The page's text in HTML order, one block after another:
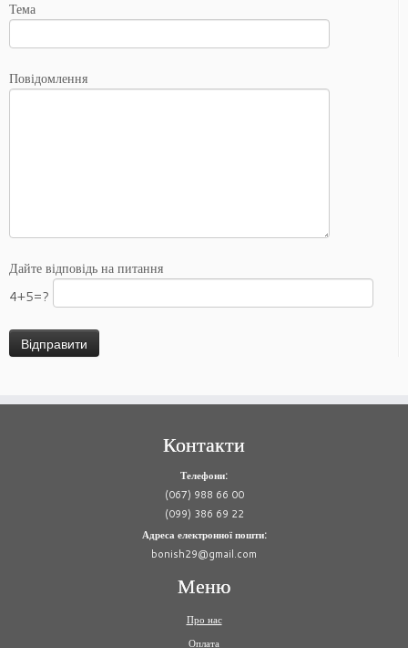
Тема
Повідомлення
Дайте відповідь на питання
4+5=?
Контакти
Телефони:
(067) 988 66 00
(099) 386 69 22
Адреса електронної пошти:
bonish29@gmail.com
Меню
Про нас
Оплата